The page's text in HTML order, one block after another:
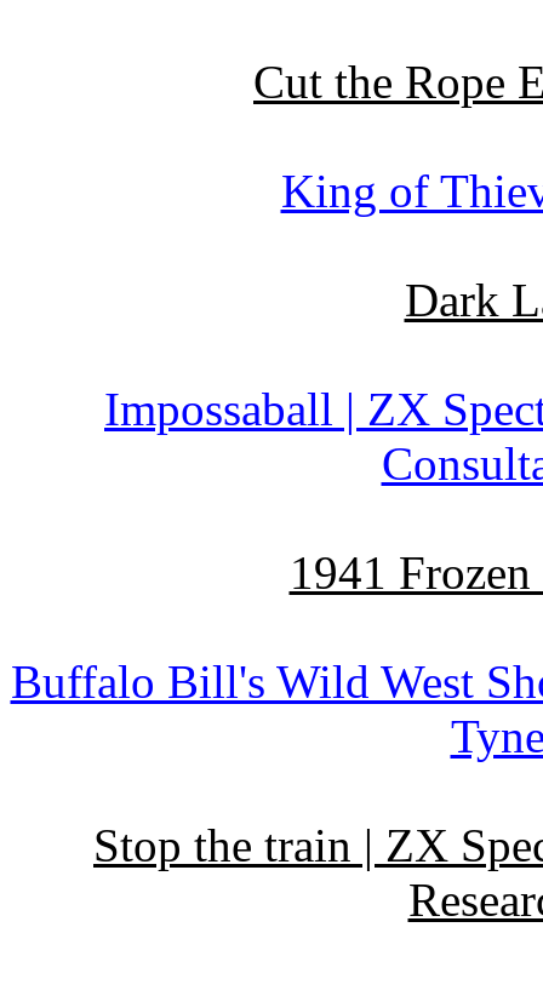
Cut the Rope
King of
Dark
Impossaball | ZX
1941
Buffalo Bill's Wild West
Stop the train | ZX